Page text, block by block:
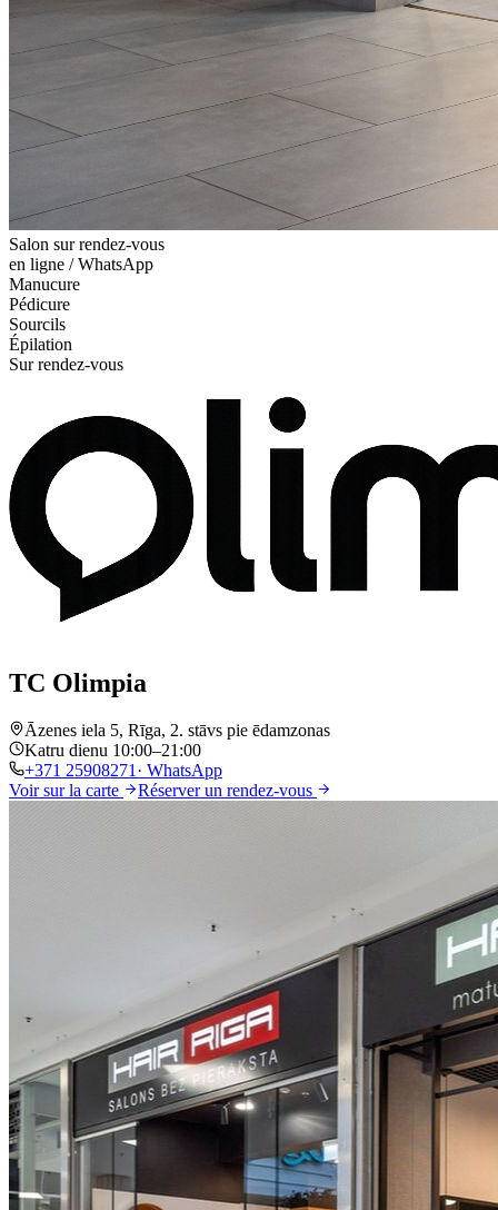
Salon sur rendez-vous
en ligne / WhatsApp
Manucure
Pédicure
Sourcils
Épilation
Sur rendez-vous
TC Olimpia
Āzenes iela 5, Rīga, 2. stāvs pie ēdamzonas
Katru dienu 10:00–21:00
+371 25908271 · WhatsApp
Voir sur la carte
Réserver un rendez-vous